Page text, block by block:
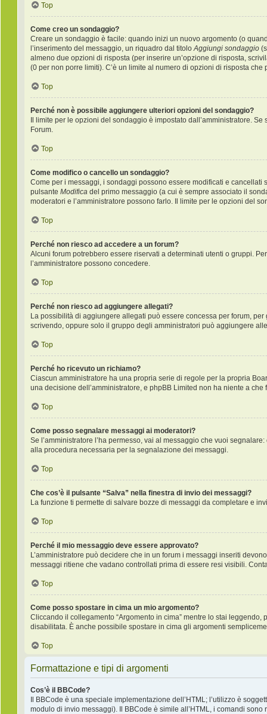
Top
Come creo un sondaggio?
Creare un sondaggio è facile: quando inizi un nuovo argomento (o
l’inserimento del messaggio, un riquadro dal titoloAggiungi sondaggio
almeno due opzioni di risposta (per inserire un’opzione di risposta,
(0 per non porre limiti). C’è un limite al numero di opzioni di risposta
Top
Perché non è possibile aggiungere ulteriori opzioni del sondaggio?
Il limite per le opzioni del sondaggio è impostato dall’amministratore.
Forum.
Top
Come modifico o cancello un sondaggio?
Come per i messaggi, i sondaggi possono essere modificati e
pulsante Modifica del primo messaggio (a cui è sempre associato il
moderatori e l’amministratore possono farlo. Il limite per le opzioni del
Top
Perché non riesco ad accedere a un forum?
Alcuni forum potrebbero essere riservati a determinati utenti o gruppi.
l’amministratore possono concedere.
Top
Perché non riesco ad aggiungere allegati?
La possibilità di aggiungere allegati può essere concessa per forum,
scrivendo, oppure solo il gruppo degli amministratori può aggiungere
Top
Perché ho ricevuto un richiamo?
Ciascun amministratore ha una propria serie di regole per la propria
una decisione dell’amministratore, e phpBB Limited non ha niente a che
Top
Come posso segnalare messaggi ai moderatori?
Se l’amministratore l’ha permesso, vai al messaggio che vuoi
alla procedura necessaria per la segnalazione dei messaggi.
Top
Che cos’è il pulsante “Salva” nella finestra di invio dei messaggi?
La funzione ti permette di salvare bozze di messaggi da completare e
Top
Perché il mio messaggio deve essere approvato?
L’amministratore può decidere che in un forum i messaggi inseriti
messaggi ritiene che vadano controllati prima di essere resi visibili.
Top
Come posso spostare in cima un mio argomento?
Cliccando il collegamento “Argomento in cima” mentre lo stai
disabilitata. È anche possibile spostare in cima gli argomenti
Top
Formattazione e tipi di argomenti
Cos’è il BBCode?
Il BBCode è una speciale implementazione dell’HTML; l’utilizzo è
modulo di invio messaggi). Il BBCode è simile all’HTML, i comandi